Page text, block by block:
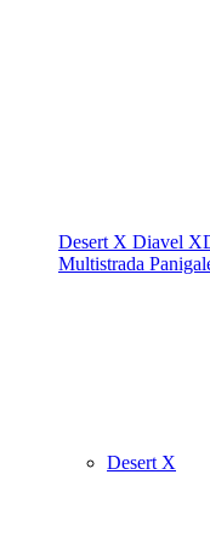
Desert X Diavel
Multistrada
Desert X